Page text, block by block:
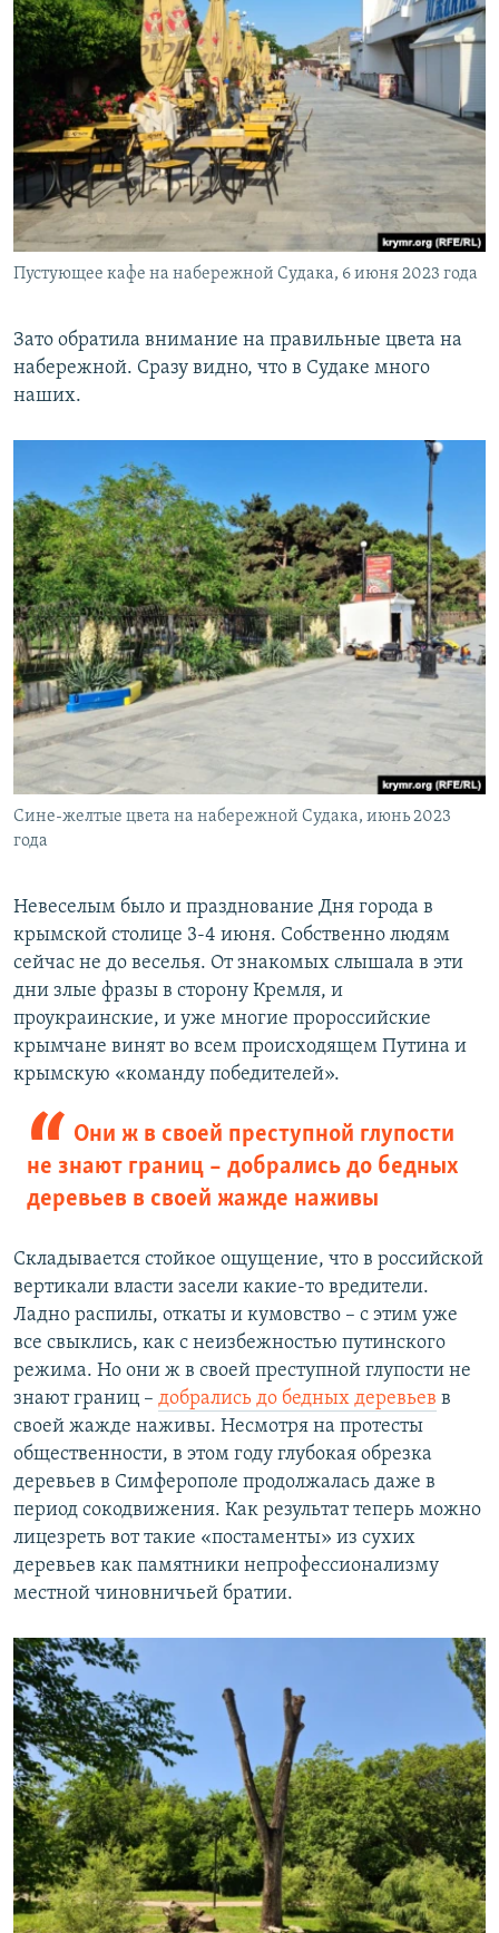
Пустующее кафе на набережной Судака, 6 июня 2023 года
Зато обратила внимание на правильные цвета на
набережной. Сразу видно, что в Судаке много
наших.
Сине-желтые цвета на набережной Судака, июнь 2023
года
Невеселым было и празднование Дня города в
крымской столице 3-4 июня. Собственно людям
сейчас не до веселья. От знакомых слышала в эти
дни злые фразы в сторону Кремля, и
проукраинские, и уже многие пророссийские
крымчане винят во всем происходящем Путина и
крымскую «команду победителей».
Они ж в своей преступной глупости
не знают границ – добрались до бедных
деревьев в своей жажде наживы
Складывается стойкое ощущение, что в российской
вертикали власти засели какие-то вредители.
Ладно распилы, откаты и кумовство – с этим уже
все свыклись, как с неизбежностью путинского
режима. Но они ж в своей преступной глупости не
знают границ – добрались до бедных деревьев в
своей жажде наживы. Несмотря на протесты
общественности, в этом году глубокая обрезка
деревьев в Симферополе продолжалась даже в
период сокодвижения. Как результат теперь можно
лицезреть вот такие «постаменты» из сухих
деревьев как памятники непрофессионализму
местной чиновничьей братии.